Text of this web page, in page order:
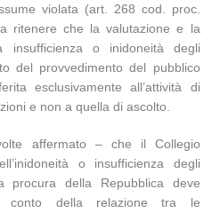
violata (art. 268 cod. proc.
ritenere che la valutazione e la
insufficienza o inidoneità degli
del provvedimento del pubblico
esclusivamente all’attività di
e non a quella di ascolto.
affermato – che il Collegio
o insufficienza degli
procura della Repubblica deve
conto della relazione tra le